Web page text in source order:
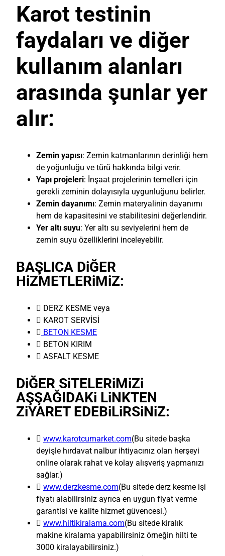
Karot testinin
faydaları ve diğer
kullanım alanları
arasında şunlar yer
alır:
Zemin yapısı: Zemin katmanlarının derinliği hem
de yoğunluğu ve türü hakkında bilgi verir.
Yapı projeleri: İnşaat projelerinin temelleri için
gerekli zeminin dolayısıyla uygunluğunu belirler.
Zemin dayanımı: Zemin materyalinin dayanımı
hem de kapasitesini ve stabilitesini değerlendirir.
Yer altı suyu: Yer altı su seviyelerini hem de
zemin suyu özelliklerini inceleyebilir.
BAŞLICA DiĞER
HiZMETLERiMiZ:
 DERZ KESME veya
 KAROT SERVİSİ
 BETON KESME
 BETON KIRIM
 ASFALT KESME
DiĞER SiTELERiMiZi
AŞŞAĞIDAKi LiNKTEN
ZiYARET EDEBiLiRSiNiZ:
 www.karotcumarket.com(Bu sitede başka
deyişle hırdavat nalbur ihtiyacınız olan herşeyi
online olarak rahat ve kolay alışveriş yapmanızı
sağlar.)
 www.derzkesme.com(Bu sitede derz kesme işi
fiyatı alabilirsiniz ayrıca en uygun fiyat verme
garantisi ve kalite hizmet güvencesi.)
 www.hiltikiralama.com(Bu sitede kiralık
makine kiralama yapabilirsiniz örneğin hilti te
3000 kiralayabilirsiniz.)